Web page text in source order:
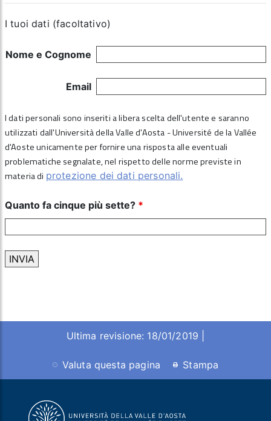
I tuoi dati (facoltativo)
Nome e Cognome
Email
I dati personali sono inseriti a libera scelta dell'utente e saranno
utilizzati dall'Università della Valle d'Aosta - Université de la Vallée
d'Aoste unicamente per fornire una risposta alle eventuali
problematiche segnalate, nel rispetto delle norme previste in
materia di protezione dei dati personali.
Quanto fa cinque più sette? *
Ultima revisione: 18/01/2019 |
Valuta questa pagina Stampa